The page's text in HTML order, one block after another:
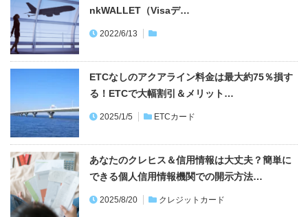
nkWALLET（Visaデ…
2022/6/13
ETCなしのアクアライン料金は最大約75％損す
る！ETCで大幅割引＆メリット…
2025/1/5 ETCカード
あなたのクレヒス＆信用情報は大丈夫？簡単に
できる個人信用情報機関での開示方法…
2025/8/20 クレジットカード